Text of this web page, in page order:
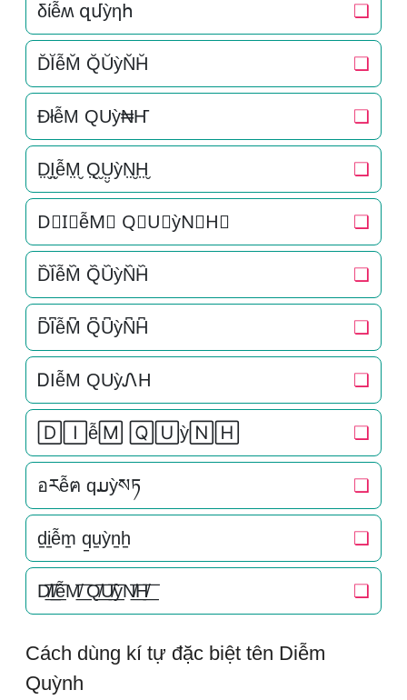
δίễʍ զմỳηհ ❏
D̆ĬễM̆ Q̆ŬỳN̆H̆ ❏
ÐłễM QUỳ₦Ҥ ❏
D̤̮I̤̮ễM̤̮ Q̤̮Ṳ̮ỳN̤̮H̤̮ ❏
D⃘I⃘ễM⃘ Q⃘U⃘ỳN⃘H⃘ ❏
D᷈I᷈ễM᷈ Q᷈U᷈ỳN᷈H᷈ ❏
D͆I͆ễM͆ Q͆U͆ỳN͆H͆ ❏
ᎠIễM QUỳᏁH ❏
🄳🄸ễ🄼 🅀🅄ỳ🄽🄷 ❏
อརễฅ qມỳསཏ ❏
d̠i̠ễm̠ q̠u̠ỳn̠h̠ ❏
D̸͟͞I̸͟͞ễM̸͟͞ Q̸͟͞U̸͟͞ỳN̸͟͞H̸͟͞ ❏
Cách dùng kí tự đặc biệt tên Diễm
Quỳnh